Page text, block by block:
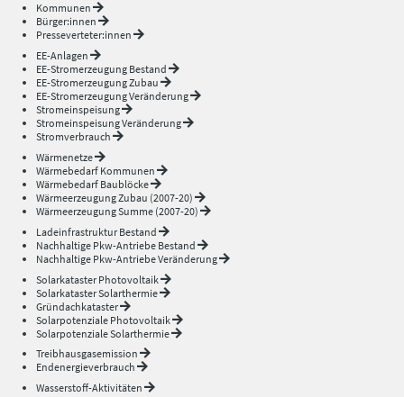
Kommunen
Bürger:innen
Presseverteter:innen
EE-Anlagen
EE-Stromerzeugung Bestand
EE-Stromerzeugung Zubau
EE-Stromerzeugung Veränderung
Stromeinspeisung
Stromeinspeisung Veränderung
Stromverbrauch
Wärmenetze
Wärmebedarf Kommunen
Wärmebedarf Baublöcke
Wärmeerzeugung Zubau (2007-20)
Wärmeerzeugung Summe (2007-20)
Ladeinfrastruktur Bestand
Nachhaltige Pkw-Antriebe Bestand
Nachhaltige Pkw-Antriebe Veränderung
Solarkataster Photovoltaik
Solarkataster Solarthermie
Gründachkataster
Solarpotenziale Photovoltaik
Solarpotenziale Solarthermie
Treibhausgasemission
Endenergieverbrauch
Wasserstoff-Aktivitäten